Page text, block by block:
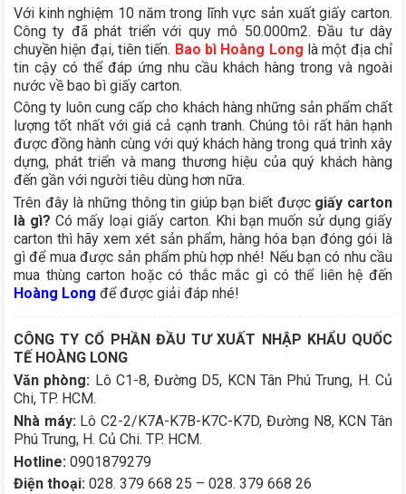
Với kinh nghiệm 10 năm trong lĩnh vực sản xuất giấy carton.
Công ty đã phát triển với quy mô 50.000m2. Đầu tư dây
chuyền hiện đại, tiên tiến. Bao bì Hoàng Long là một địa chỉ
tin cậy có thể đáp ứng nhu cầu khách hàng trong và ngoài
nước về bao bì giấy carton.
Công ty luôn cung cấp cho khách hàng những sản phẩm chất
lượng tốt nhất với giá cả cạnh tranh. Chúng tôi rất hân hạnh
được đồng hành cùng với quý khách hàng trong quá trình xây
dựng, phát triển và mang thương hiệu của quý khách hàng
đến gần với người tiêu dùng hơn nữa.
Trên đây là những thông tin giúp bạn biết được giấy carton
là gì? Có mấy loại giấy carton. Khi bạn muốn sử dụng giấy
carton thì hãy xem xét sản phẩm, hàng hóa bạn đóng gói là
gì để mua được sản phẩm phù hợp nhé! Nếu bạn có nhu cầu
mua thùng carton hoặc có thắc mắc gì có thể liên hệ đến
Hoàng Long để được giải đáp nhé!
CÔNG TY CỔ PHẦN ĐẦU TƯ XUẤT NHẬP KHẨU QUỐC
TẾ HOÀNG LONG
Văn phòng: Lô C1-8, Đường D5, KCN Tân Phú Trung, H. Củ
Chi, TP. HCM.
Nhà máy: Lô C2-2/K7A-K7B-K7C-K7D, Đường N8, KCN Tân
Phú Trung, H. Củ Chi. TP. HCM.
Hotline: 0901879279
Điện thoại: 028. 379 668 25 – 028. 379 668 26